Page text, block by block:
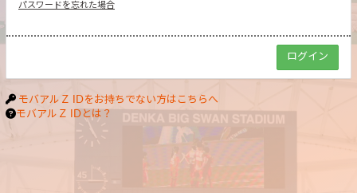
パスワードを忘れた場合
モバアルＺ IDをお持ちでない方はこちらへ
モバアルＺ IDとは？